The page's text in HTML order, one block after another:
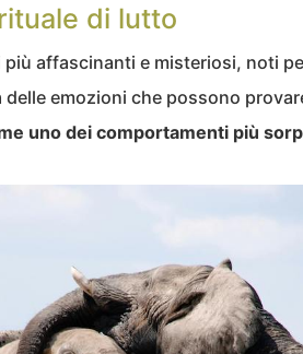
di lutto
più affascinanti e misteriosi, noti
emozioni che possono
uno dei comportamenti più